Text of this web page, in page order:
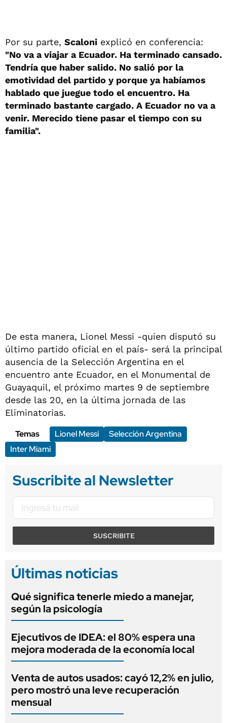
Por su parte, Scaloni explicó en conferencia:
"No va a viajar a Ecuador. Ha terminado cansado.
Tendría que haber salido. No salió por la
emotividad del partido y porque ya habíamos
hablado que juegue todo el encuentro. Ha
terminado bastante cargado. A Ecuador no va a
venir. Merecido tiene pasar el tiempo con su
familia".
De esta manera, Lionel Messi -quien disputó su
último partido oficial en el país- será la principal
ausencia de la Selección Argentina en el
encuentro ante Ecuador, en el Monumental de
Guayaquil, el próximo martes 9 de septiembre
desde las 20, en la última jornada de las
Eliminatorias.
Temas
Lionel Messi
Selección Argentina
Inter Miami
Suscribite al Newsletter
SUSCRIBITE
Últimas noticias
Qué significa tenerle miedo a manejar,
según la psicología
Ejecutivos de IDEA: el 80% espera una
mejora moderada de la economía local
Venta de autos usados: cayó 12,2% en julio,
pero mostró una leve recuperación
mensual